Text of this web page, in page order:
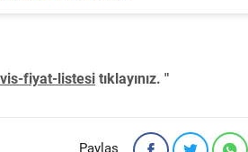
fiyat-listesi tıklayınız. "
Paylaş